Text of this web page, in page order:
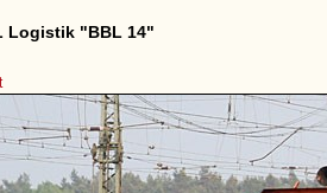
Logistik "BBL 14"